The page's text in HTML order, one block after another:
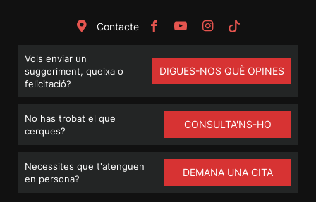
Contacte
Vols enviar un
suggeriment, queixa o
felicitació?
DIGUES-NOS QUÈ OPINES
No has trobat el que
cerques?
CONSULTA'NS-HO
Necessites que t'atenguen
en persona?
DEMANA UNA CITA